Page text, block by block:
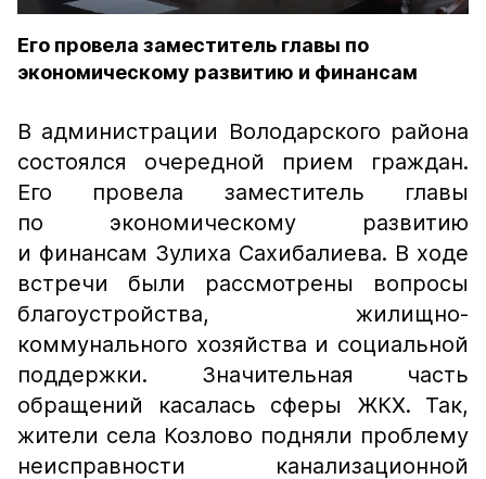
Его провела заместитель главы по
экономическому развитию и финансам
В администрации Володарского района
состоялся очередной прием граждан.
Его провела заместитель главы
по экономическому развитию
и финансам Зулиха Сахибалиева. В ходе
встречи были рассмотрены вопросы
благоустройства, жилищно-
коммунального хозяйства и социальной
поддержки. Значительная часть
обращений касалась сферы ЖКХ. Так,
жители села Козлово подняли проблему
неисправности канализационной